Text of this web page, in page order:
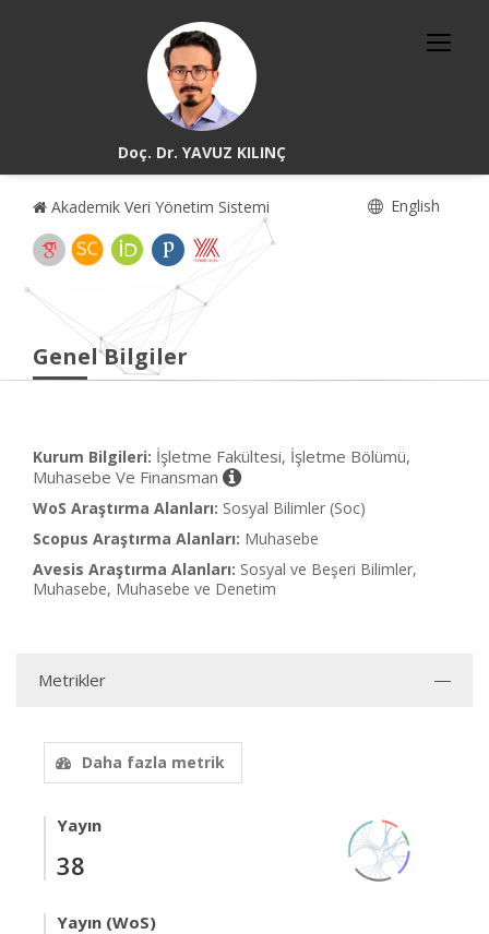
Doç. Dr. YAVUZ KILINÇ
Akademik Veri Yönetim Sistemi English
Genel Bilgiler
Kurum Bilgileri: İşletme Fakültesi, İşletme Bölümü,
Muhasebe Ve Finansman
WoS Araştırma Alanları: Sosyal Bilimler (Soc)
Scopus Araştırma Alanları: Muhasebe
Avesis Araştırma Alanları: Sosyal ve Beşeri Bilimler,
Muhasebe, Muhasebe ve Denetim
Metrikler
Daha fazla metrik
Yayın
38
Yayın (WoS)